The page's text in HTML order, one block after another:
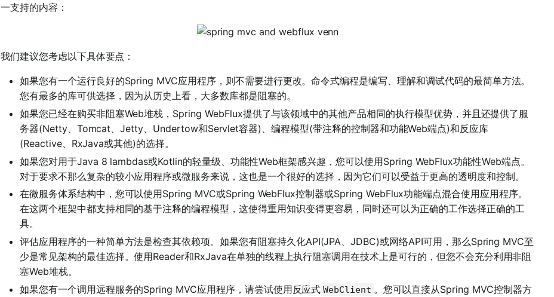
一支持的内容：
我们建议您考虑以下具体要点：
如果您有一个运行良好的Spring MVC应用程序，则不需要进行更改。命令式编程是编写、理解和调试代码的最简单方法。
您有最多的库可供选择，因为从历史上看，大多数库都是阻塞的。
如果您已经在购买非阻塞Web堆栈，Spring WebFlux提供了与该领域中的其他产品相同的执行模型优势，并且还提供了服
务器(Netty、Tomcat、Jetty、Undertow和Servlet容器)、编程模型(带注释的控制器和功能Web端点)和反应库
(Reactive、RxJava或其他)的选择。
如果您对用于Java 8 lambdas或Kotlin的轻量级、功能性Web框架感兴趣，您可以使用Spring WebFlux功能性Web端点。
对于要求不那么复杂的较小应用程序或微服务来说，这也是一个很好的选择，因为它们可以受益于更高的透明度和控制。
在微服务体系结构中，您可以使用Spring MVC或Spring WebFlux控制器或Spring WebFlux功能端点混合使用应用程序。
在这两个框架中都支持相同的基于注释的编程模型，这使得重用知识变得更容易，同时还可以为正确的工作选择正确的工
具。
评估应用程序的一种简单方法是检查其依赖项。如果您有阻塞持久化API(JPA、JDBC)或网络API可用，那么Spring MVC至
少是常见架构的最佳选择。使用Reader和RxJava在单独的线程上执行阻塞调用在技术上是可行的，但您不会充分利用非阻
塞Web堆栈。
如果您有一个调用远程服务的Spring MVC应用程序，请尝试使用反应式 WebClient 。您可以直接从Spring MVC控制器方